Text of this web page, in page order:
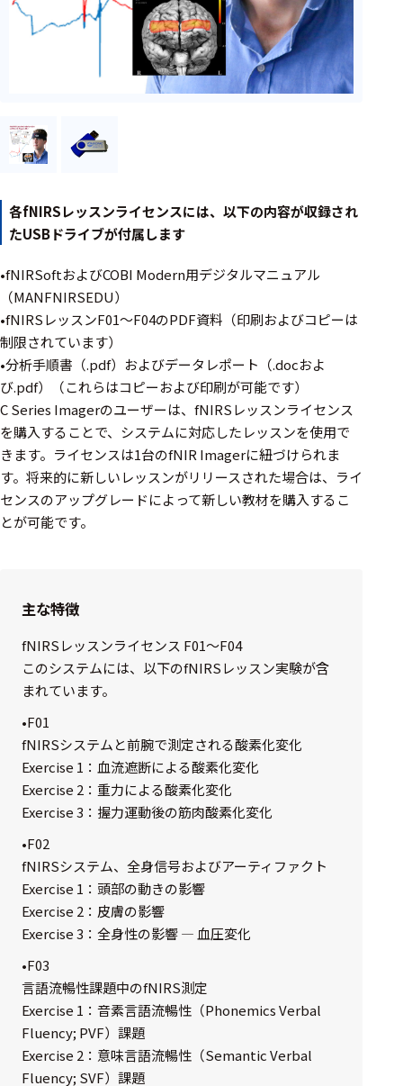
センサ・信号処
理関連
モジュー
フィルタ
ソフトウ
ェア
測定・計測関連
機器
握力計
ゴニオメ
ータ
アイトラ
ッキング
プローブ
トランス
デューサ
選択した条件をク
リアする
698
件
の
製
表
示
る
各fNIRSレッスンライセンスには、以下の内容が収録され
たUSBドライブが付属します
•fNIRSoftおよびCOBI Modern用デジタルマニュアル
（MANFNIRSEDU）
•fNIRSレッスンF01〜F04のPDF資料（印刷およびコピーは
制限されています）
•分析手順書（.pdf）およびデータレポート（.docおよ
び.pdf）（これらはコピーおよび印刷が可能です）
C Series Imagerのユーザーは、fNIRSレッスンライセンス
を購入することで、システムに対応したレッスンを使用で
きます。ライセンスは1台のfNIR Imagerに紐づけられま
す。将来的に新しいレッスンがリリースされた場合は、ライ
センスのアップグレードによって新しい教材を購入するこ
とが可能です。
主な特徴
fNIRSレッスンライセンス F01〜F04
このシステムには、以下のfNIRSレッスン実験が含
まれています。
•F01
fNIRSシステムと前腕で測定される酸素化変化
Exercise 1：血流遮断による酸素化変化
Exercise 2：重力による酸素化変化
Exercise 3：握力運動後の筋肉酸素化変化
•F02
fNIRSシステム、全身信号およびアーティファクト
Exercise 1：頭部の動きの影響
Exercise 2：皮膚の影響
Exercise 3：全身性の影響 — 血圧変化
•F03
言語流暢性課題中のfNIRS測定
Exercise 1：音素言語流暢性（Phonemics Verbal
Fluency; PVF）課題
Exercise 2：意味言語流暢性（Semantic Verbal
Fluency; SVF）課題